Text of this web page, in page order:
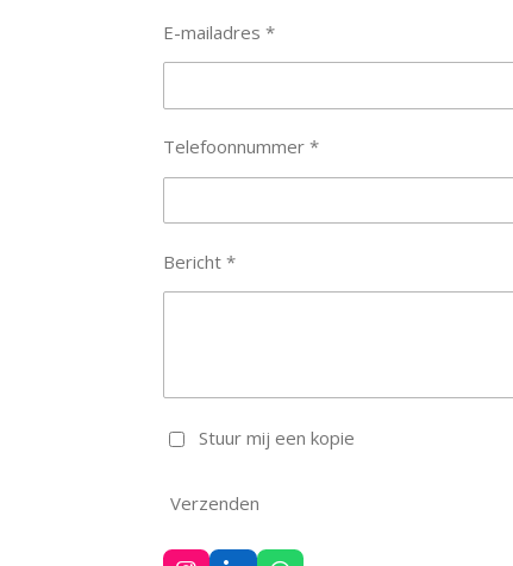
E-mailadres *
Telefoonnummer *
Bericht *
Stuur mij een kopie
Verzenden